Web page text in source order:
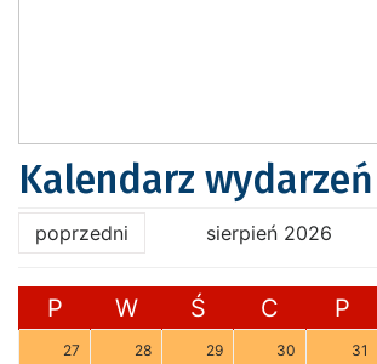
Kalendarz wydarzeń
poprzedni sierpień 2026
P W Ś C P
27 28 29 30 31